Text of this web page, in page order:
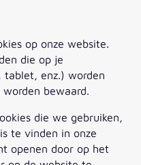
op onze website.
die op je
tablet, enz.) worden
bewaard.
die we gebruiken,
te vinden in onze
openen door op het